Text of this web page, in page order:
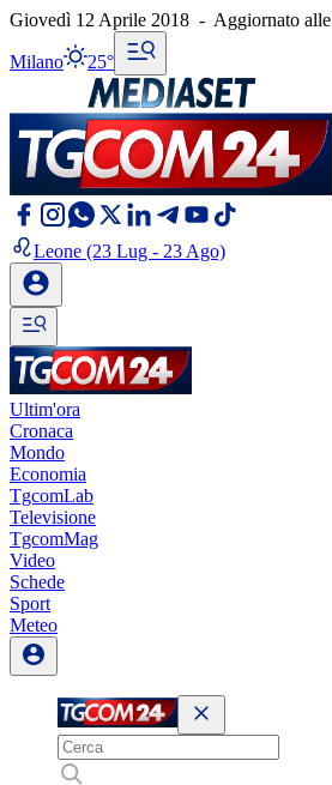
Giovedì 12 Aprile 2018 - Aggiornato alle
Milano 25°
Leone (23 Lug - 23 Ago)
Ultim'ora
Cronaca
Mondo
Economia
TgcomLab
Televisione
TgcomMag
Video
Schede
Sport
Meteo